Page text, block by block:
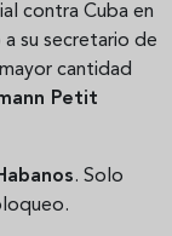
contra Cuba en
su secretario de
cantidad
Petit
. Solo